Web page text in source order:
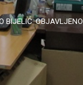
BIJELIĆ